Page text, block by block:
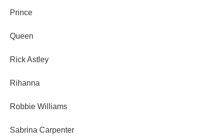
Prince
Queen
Rick Astley
Rihanna
Robbie Williams
Sabrina Carpenter